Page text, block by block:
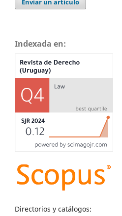
Enviar un artículo
Indexada en:
Directorios y catálogos: